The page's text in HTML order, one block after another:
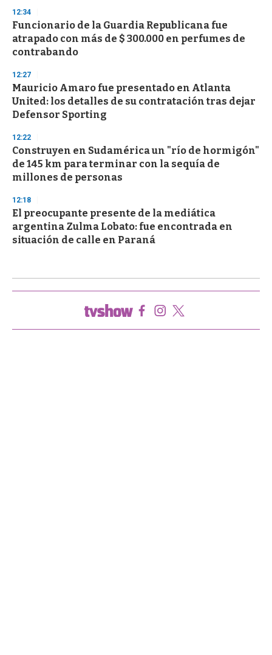
12:34
Funcionario de la Guardia Republicana fue
atrapado con más de $ 300.000 en perfumes de
contrabando
12:27
Mauricio Amaro fue presentado en Atlanta
United: los detalles de su contratación tras dejar
Defensor Sporting
12:22
Construyen en Sudamérica un "río de hormigón"
de 145 km para terminar con la sequía de
millones de personas
12:18
El preocupante presente de la mediática
argentina Zulma Lobato: fue encontrada en
situación de calle en Paraná